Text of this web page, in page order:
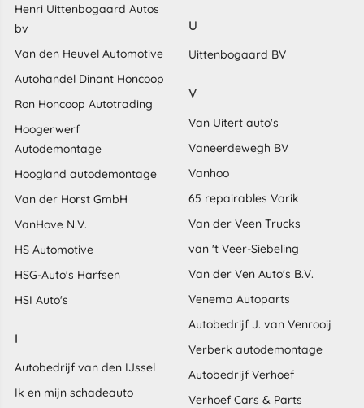
Henri Uittenbogaard Autos
bv
Van den Heuvel Automotive
Autohandel Dinant Honcoop
Ron Honcoop Autotrading
Hoogerwerf
Autodemontage
Hoogland autodemontage
Van der Horst GmbH
VanHove N.V.
HS Automotive
HSG-Auto's Harfsen
HSI Auto's
I
Autobedrijf van den IJssel
Ik en mijn schadeauto
U
Uittenbogaard BV
V
Van Uitert auto's
Vaneerdewegh BV
Vanhoo
65 repairables Varik
Van der Veen Trucks
van 't Veer-Siebeling
Van der Ven Auto's B.V.
Venema Autoparts
Autobedrijf J. van Venrooij
Verberk autodemontage
Autobedrijf Verhoef
Verhoef Cars & Parts